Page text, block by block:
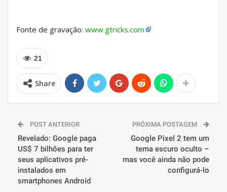
Fonte de gravação: www.gtricks.com
21
Share
POST ANTERIOR
Revelado: Google paga
US$ 7 bilhões para ter
seus aplicativos pré-
instalados em
smartphones Android
PRÓXIMA POSTAGEM
Google Pixel 2 tem um
tema escuro oculto –
mas você ainda não pode
configurá-lo